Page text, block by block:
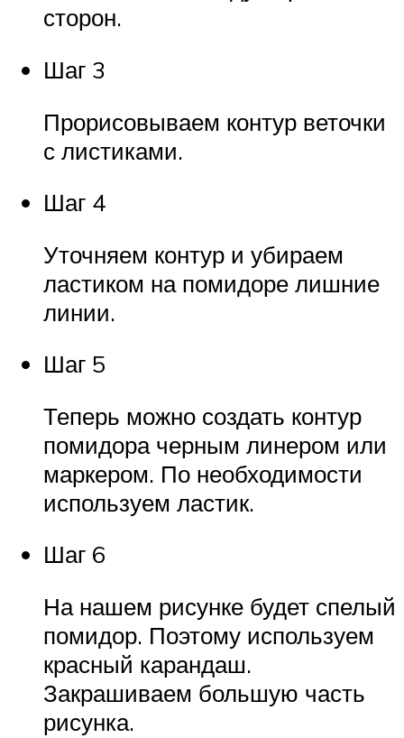
сторон.
Шаг 3
Прорисовываем контур веточки
с листиками.
Шаг 4
Уточняем контур и убираем
ластиком на помидоре лишние
линии.
Шаг 5
Теперь можно создать контур
помидора черным линером или
маркером. По необходимости
используем ластик.
Шаг 6
На нашем рисунке будет спелый
помидор. Поэтому используем
красный карандаш.
Закрашиваем большую часть
рисунка.